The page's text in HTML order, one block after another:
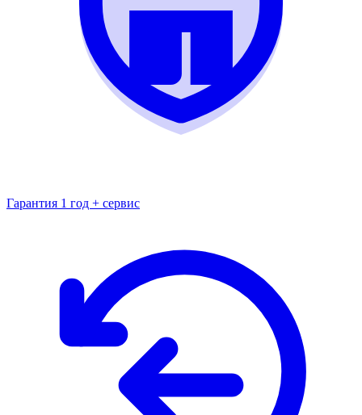
Гарантия 1 год + сервис